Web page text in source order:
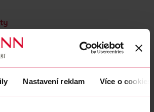
Nastavení reklam Více o cookies